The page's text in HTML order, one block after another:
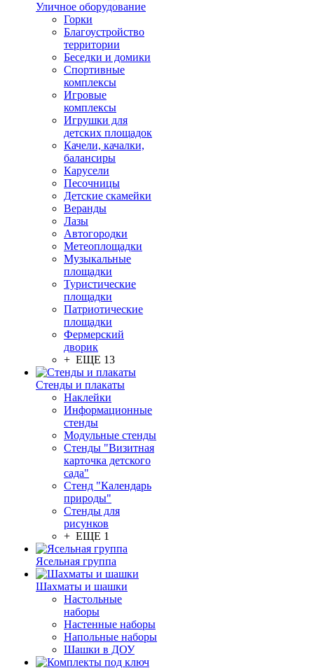
Уличное оборудование
Горки
Благоустройство
территории
Беседки и домики
Спортивные
комплексы
Игровые
комплексы
Игрушки для
детских площадок
Качели, качалки,
балансиры
Карусели
Песочницы
Детские скамейки
Веранды
Лазы
Автогородки
Метеоплощадки
Музыкальные
площадки
Туристические
площадки
Патриотические
площадки
Фермерский
дворик
+ ЕЩЕ 13
Стенды и плакаты
Наклейки
Информационные
стенды
Модульные стенды
Стенды "Визитная
карточка детского
сада"
Стенд "Календарь
природы"
Стенды для
рисунков
+ ЕЩЕ 1
Ясельная группа
Шахматы и шашки
Настольные
наборы
Настенные наборы
Напольные наборы
Шашки в ДОУ